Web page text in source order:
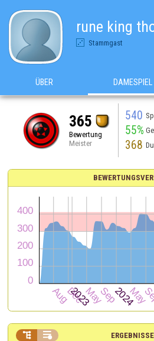
rune king
Stammgast
ÜBER DAMESPIEL
365
Bewertung
Meister
540
55%
368
ERGEBNISSE
 